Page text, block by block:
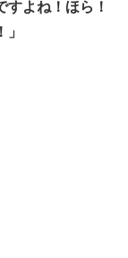
よね！ほら！